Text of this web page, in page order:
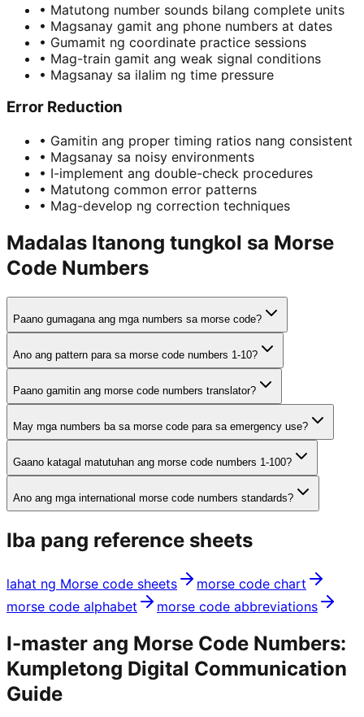
• Matutong number sounds bilang complete units
• Magsanay gamit ang phone numbers at dates
• Gumamit ng coordinate practice sessions
• Mag-train gamit ang weak signal conditions
• Magsanay sa ilalim ng time pressure
Error Reduction
• Gamitin ang proper timing ratios nang consistent
• Magsanay sa noisy environments
• I-implement ang double-check procedures
• Matutong common error patterns
• Mag-develop ng correction techniques
Madalas Itanong tungkol sa Morse
Code Numbers
Paano gumagana ang mga numbers sa morse code?
Ano ang pattern para sa morse code numbers 1-10?
Paano gamitin ang morse code numbers translator?
May mga numbers ba sa morse code para sa emergency use?
Gaano katagal matutuhan ang morse code numbers 1-100?
Ano ang mga international morse code numbers standards?
Iba pang reference sheets
lahat ng Morse code sheets
morse code chart
morse code alphabet
morse code abbreviations
I-master ang Morse Code Numbers:
Kumpletong Digital Communication
Guide